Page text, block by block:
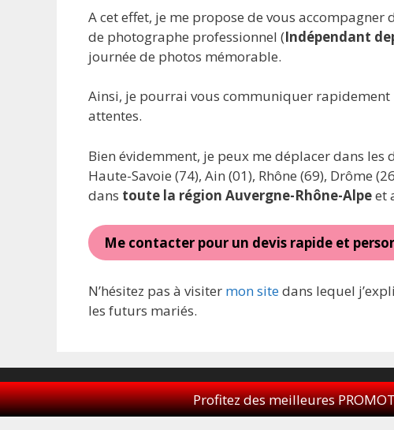
A cet effet, je me propose de vous
de photographe professionnel (Indépendant
journée de photos mémorable.
Ainsi, je pourrai vous communiquer rapidement
attentes.
Bien évidemment, je peux me déplacer dans les
Haute-Savoie (74), Ain (01), Rhône (69), Drôme
dans toute la région Auvergne-Rhône-Alpeet
Me contacter pour un devis rapide et
N’hésitez pas à visiter mon sitedans lequel
les futurs mariés.
© 2026 David
Profitez des meilleures